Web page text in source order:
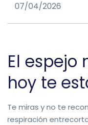
07/04/2026
El espejo
hoy te
Te miras y no te
respiración